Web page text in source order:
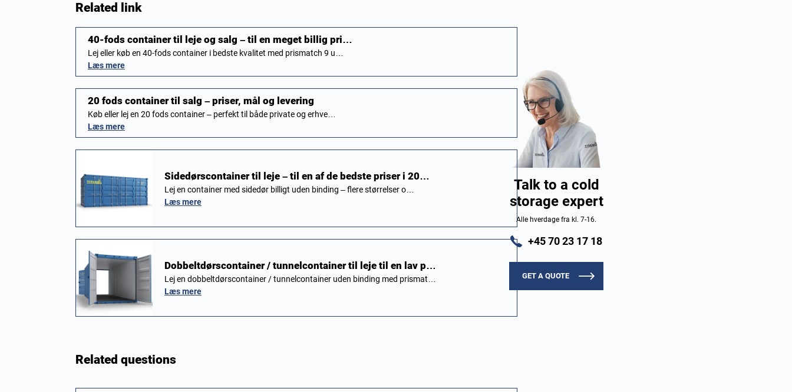
Related link
40-fods container til leje og salg – til en meget billig pri…
Lej eller køb en 40-fods container i bedste kvalitet med prismatch 9 u…
Læs mere
20 fods container til salg – priser, mål og levering
Køb eller lej en 20 fods container – perfekt til både private og erhve…
Læs mere
Sidedørscontainer til leje – til en af de bedste priser i 20…
Lej en container med sidedør billigt uden binding – flere størrelser o…
Læs mere
Dobbeltdørscontainer / tunnelcontainer til leje til en lav p…
Lej en dobbeltdørscontainer / tunnelcontainer uden binding med prismat…
Læs mere
Related questions
Talk to a cold
storage expert
Alle hverdage fra kl. 7-16.
+45 70 23 17 18
GET A QUOTE